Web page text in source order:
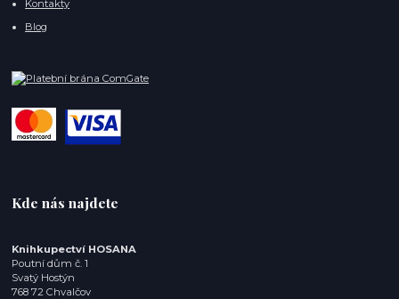
Kontakty
Blog
Kde nás najdete
Knihkupectví HOSANA
Poutní dům č. 1
Svatý Hostýn
768 72 Chvalčov